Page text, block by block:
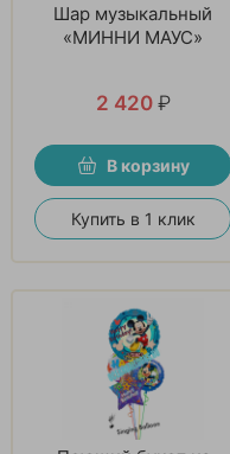
Шар музыкальный
«МИННИ МАУС»
2 420 ₽
В корзину
Купить в 1 клик